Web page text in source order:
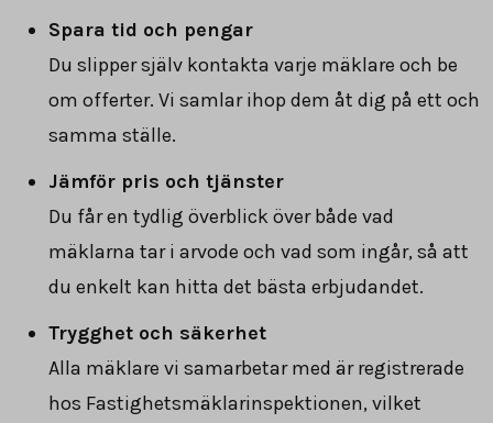
Spara tid och pengar
Du slipper själv kontakta varje mäklare och be
om offerter. Vi samlar ihop dem åt dig på ett och
samma ställe.
Jämför pris och tjänster
Du får en tydlig överblick över både vad
mäklarna tar i arvode och vad som ingår, så att
du enkelt kan hitta det bästa erbjudandet.
Trygghet och säkerhet
Alla mäklare vi samarbetar med är registrerade
hos Fastighetsmäklarinspektionen, vilket